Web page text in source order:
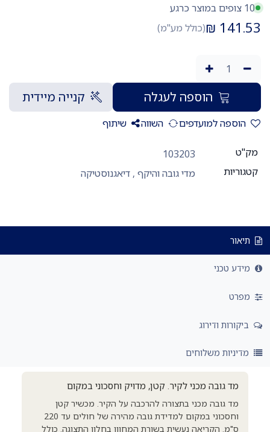
10 צופים במוצר כרגע
141.53
₪(כולל מע"מ)
הוספה לעגלה קנייה מיידית
הוספה למועדפים השווה שיתוף
מק"ט
103203
קטגוריות
מדי גובה והיקף, דיאגנוסטיקה
תיאור
מידע טכני
מפרט
ביקורות ודירוג
מדיניות משלוחים
מד גובה מכני לקיר. קטן, מדויק וחסכוני במקום
מד גובה מכני בתצורה להרכבה על הקיר. מכשיר קטן
וחסכוני במקום למדידת גובה מהירה של חולים עד 220
ס"מ. הקריאה נעשית בשורת המחוון בחלון התצוגה. כולל